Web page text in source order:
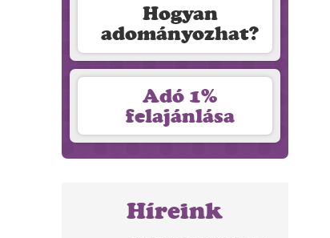
Hogyan
adományozhat?
Adó 1%
felajánlása
Híreink